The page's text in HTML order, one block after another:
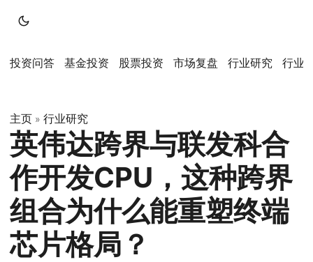
投资问答 基金投资 股票投资 市场复盘 行业研究 行业
主页 » 行业研究
英伟达跨界与联发科合
作开发CPU，这种跨界
组合为什么能重塑终端
芯片格局？